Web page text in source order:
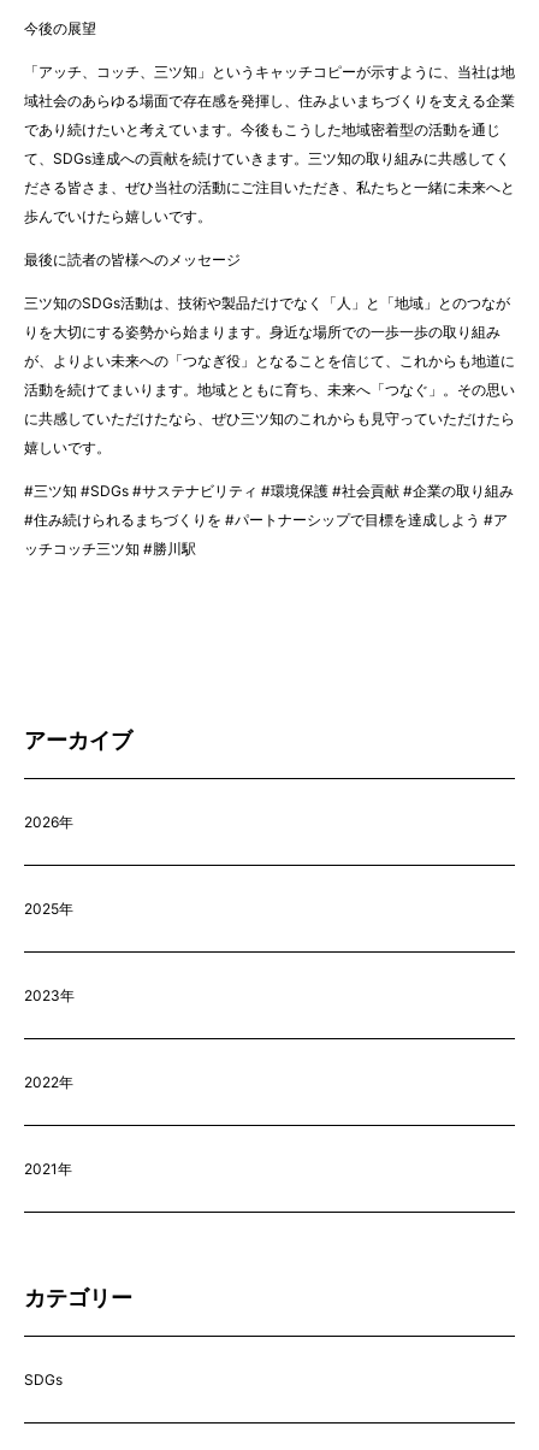
今後の展望
「アッチ、コッチ、三ツ知」というキャッチコピーが示すように、当社は地
域社会のあらゆる場面で存在感を発揮し、住みよいまちづくりを支える企業
であり続けたいと考えています。今後もこうした地域密着型の活動を通じ
て、SDGs達成への貢献を続けていきます。三ツ知の取り組みに共感してく
ださる皆さま、ぜひ当社の活動にご注目いただき、私たちと一緒に未来へと
歩んでいけたら嬉しいです。
最後に読者の皆様へのメッセージ
三ツ知のSDGs活動は、技術や製品だけでなく「人」と「地域」とのつなが
りを大切にする姿勢から始まります。身近な場所での一歩一歩の取り組み
が、よりよい未来への「つなぎ役」となることを信じて、これからも地道に
活動を続けてまいります。地域とともに育ち、未来へ「つなぐ」。その思い
に共感していただけたなら、ぜひ三ツ知のこれからも見守っていただけたら
嬉しいです。
#三ツ知 #SDGs #サステナビリティ #環境保護 #社会貢献 #企業の取り組み
#住み続けられるまちづくりを #パートナーシップで目標を達成しよう #ア
ッチコッチ三ツ知 #勝川駅
アーカイブ
2026年
2025年
2023年
2022年
2021年
カテゴリー
SDGs